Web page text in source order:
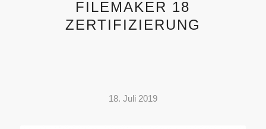
FILEMAKER 18
ZERTIFIZIERUNG
18. Juli 2019